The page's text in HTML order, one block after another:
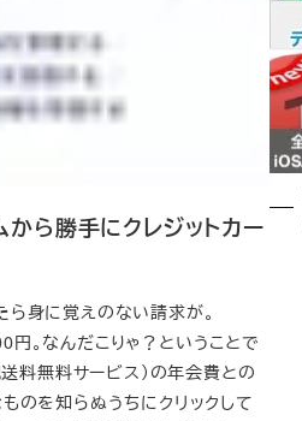
ら勝手にクレジットカー
ら身に覚えのない請求が。
。なんだこりゃ？ということで
料無料サービス）の年会費との
のを知らぬうちにクリックして